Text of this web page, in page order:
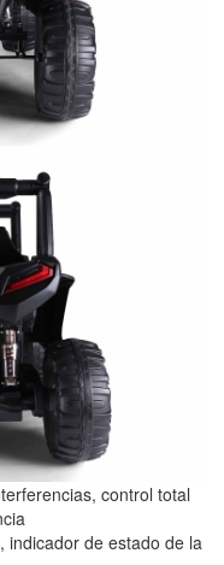
control total
indicador de estado de la